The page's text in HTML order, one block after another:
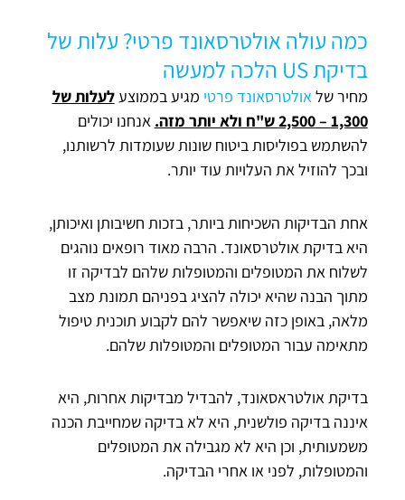
כמה עולה אולטרסאונד פרטי? עלות של
בדיקת US הלכה למעשה
מחיר שלאולטרסאונד פרטי מגיע בממוצעלעלות של
1,300 – 2,500 ש"ח ולא יותר מזה.
אנחנו יכולים
להשתמש בפוליסות ביטוח שונות שעומדות לרשותנו,
ובכך להוזיל את העלויות עוד יותר.
אחת הבדיקות השכיחות ביותר, בזכות חשיבותן ואיכותן,
היא בדיקת אולטרסאונד. הרבה מאוד רופאים נוהגים
לשלוח את המטופלים והמטופלות שלהם לבדיקה זו
מתוך הבנה שהיא יכולה להציג בפניהם תמונת מצב
מלאה, באופן כזה שיאפשר להם לקבוע תוכנית טיפול
מתאימה עבור המטופלים והמטופלות שלהם.
בדיקת אולטראסאונד, להבדיל מבדיקות אחרות, היא
איננה בדיקה פולשנית, היא לא בדיקה שמחייבת הכנה
משמעותית, וכן היא לא מגבילה את המטופלים
והמטופלות, לפני או אחרי הבדיקה.